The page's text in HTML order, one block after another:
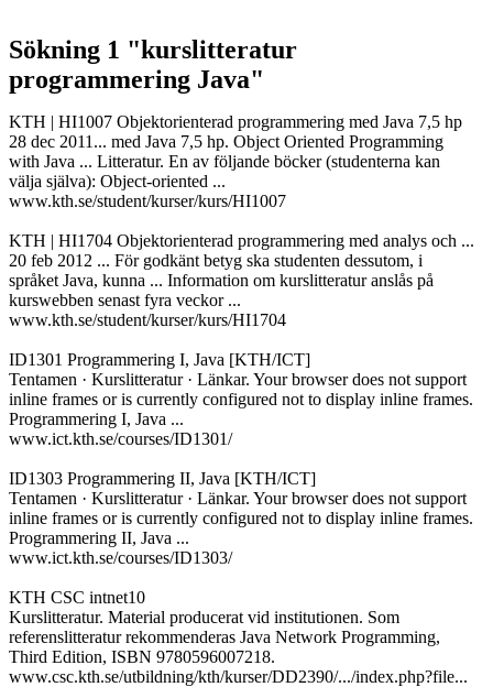
Sökning 1 "kurslitteratur
programmering Java"
KTH | HI1007 Objektorienterad programmering med Java 7,5 hp
28 dec 2011... med Java 7,5 hp. Object Oriented Programming
with Java ... Litteratur. En av följande böcker (studenterna kan
välja själva): Object-oriented ...
www.kth.se/student/kurser/kurs/HI1007
KTH | HI1704 Objektorienterad programmering med analys och ...
20 feb 2012 ... För godkänt betyg ska studenten dessutom, i
språket Java, kunna ... Information om kurslitteratur anslås på
kurswebben senast fyra veckor ...
www.kth.se/student/kurser/kurs/HI1704
ID1301 Programmering I, Java [KTH/ICT]
Tentamen · Kurslitteratur · Länkar. Your browser does not support
inline frames or is currently configured not to display inline frames.
Programmering I, Java ...
www.ict.kth.se/courses/ID1301/
ID1303 Programmering II, Java [KTH/ICT]
Tentamen · Kurslitteratur · Länkar. Your browser does not support
inline frames or is currently configured not to display inline frames.
Programmering II, Java ...
www.ict.kth.se/courses/ID1303/
KTH CSC intnet10
Kurslitteratur. Material producerat vid institutionen. Som
referenslitteratur rekommenderas Java Network Programming,
Third Edition, ISBN 9780596007218.
www.csc.kth.se/utbildning/kth/kurser/DD2390/.../index.php?file...